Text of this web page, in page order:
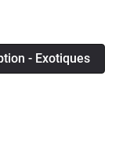
- Exotiques